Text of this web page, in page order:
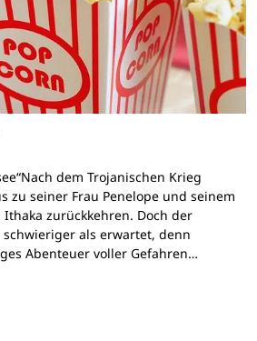
dem Trojanischen Krieg
zu seiner Frau Penelope und seinem
Ithaka zurückkehren. Doch der
als erwartet, denn
Abenteuer voller Gefahren…